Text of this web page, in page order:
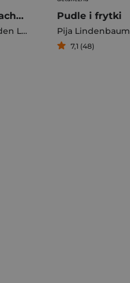
Święta dzieci z dachów
Lina
Pudle i frytki
Pija Lindenbaum
7,1 (48)